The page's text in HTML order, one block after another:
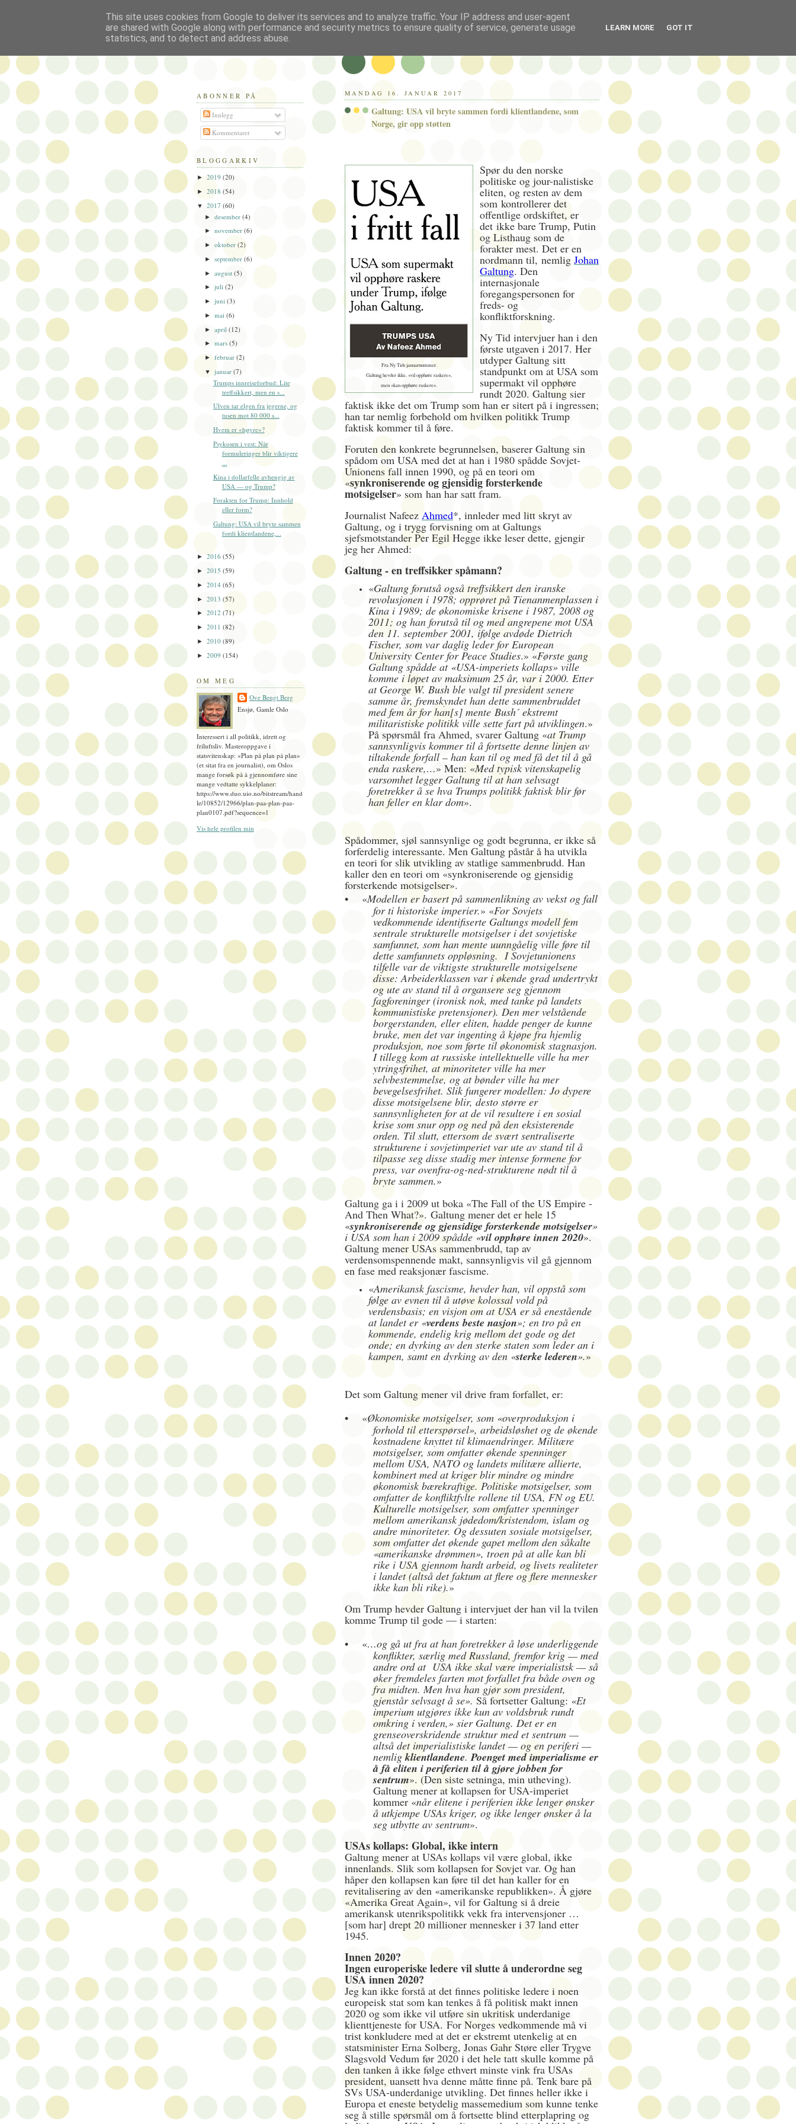
MANDAG 16. JANUAR 2017
Galtung: USA vil bryte sammen fordi klientlandene, som
Norge, gir opp støtten
Fra Ny Tids januarnummer.
Galtung hevder ikke, «vil opphøre raskere»,
men «kan opphøre raskere».
Spør du den norske
politiske og jour-nalistiske
eliten, og resten av dem
som kontrollerer det
offentlige ordskiftet, er
det ikke bare Trump, Putin
og Listhaug som de
forakter mest. Det er en
nordmann til, nemligJohan
Galtung. Den
internasjonale
foregangspersonen for
freds- og
konfliktforskning.
Ny Tid intervjuer han i den
første utgaven i 2017. Her
utdyper Galtung sitt
standpunkt om at USA som
supermakt vil opphøre
rundt 2020. Galtung sier
faktisk ikke det om Trump som han er sitert på i ingressen;
han tar nemlig forbehold om hvilken politikk Trump
faktisk kommer til å føre.
Foruten den konkrete begrunnelsen, baserer Galtung sin
spådom om USA med det at han i 1980 spådde Sovjet-
Unionens fall innen 1990, og på en teori om
«synkroniserende og gjensidig forsterkende
motsigelser» som han har satt fram.
Journalist Nafeez Ahmed*, innleder med litt skryt av
Galtung, og i trygg forvisning om at Galtungs
sjefsmotstander Per Egil Hegge ikke leser dette, gjengir
jeg her Ahmed:
Galtung - en treffsikker spåmann?
«Galtung forutså også treffsikkert den iranske
revolusjonen i 1978; opprøret på Tienanmenplassen i
Kina i 1989; de økonomiske krisene i 1987, 2008 og
2011; og han forutså til og med angrepene mot USA
den 11. september 2001, ifølge avdøde Dietrich
Fischer, som var daglig leder for European
University Center for Peace Studies.» «Første gang
Galtung spådde at «USA-imperiets kollaps» ville
komme i løpet av maksimum 25 år, var i 2000. Etter
at George W. Bush ble valgt til president senere
samme år, fremskyndet han dette sammenbruddet
med fem år for han[s] mente Bush´ ekstremt
militaristiske politikk ville sette fart på utviklingen.»
På spørsmål fra Ahmed, svarer Galtung «at Trump
sannsynligvis kommer til å fortsette denne linjen av
tiltakende forfall – han kan til og med få det til å gå
enda raskere,…» Men: «Med typisk vitenskapelig
varsomhet legger Galtung til at han selvsagt
foretrekker å se hva Trumps politikk faktisk blir før
han feller en klar dom».
Spådommer, sjøl sannsynlige og godt begrunna, er ikke så
forferdelig interessante. Men Galtung påstår å ha utvikla
en teori for slik utvikling av statlige sammenbrudd. Han
kaller den en teori om «synkroniserende og gjensidig
forsterkende motsigelser».
•
«Modellen er basert på sammenlikning av vekst og fall
for ti historiske imperier.» «For Sovjets
vedkommende identifiserte Galtungs modell fem
sentrale strukturelle motsigelser i det sovjetiske
samfunnet, som han mente uunngåelig ville føre til
dette samfunnets oppløsning. I Sovjetunionens
tilfelle var de viktigste strukturelle motsigelsene
disse: Arbeiderklassen var i økende grad undertrykt
og ute av stand til å organsere seg gjennom
fagforeninger (ironisk nok, med tanke på landets
kommunistiske pretensjoner). Den mer velstående
borgerstanden, eller eliten, hadde penger de kunne
bruke, men det var ingenting å kjøpe fra hjemlig
produksjon, noe som førte til økonomisk stagnasjon.
I tillegg kom at russiske intellektuelle ville ha mer
ytringsfrihet, at minoriteter ville ha mer
selvbestemmelse, og at bønder ville ha mer
bevegelsesfrihet. Slik fungerer modellen: Jo dypere
disse motsigelsene blir, desto større er
sannsynligheten for at de vil resultere i en sosial
krise som snur opp og ned på den eksisterende
orden. Til slutt, ettersom de svært sentraliserte
strukturene i sovjetimperiet var ute av stand til å
tilpasse seg disse stadig mer intense formene for
press, var ovenfra-og-ned-strukturene nødt til å
bryte sammen.»
Galtung ga i i 2009 ut boka «The Fall of the US Empire -
And Then What?». Galtung mener det er hele 15
«synkroniserende og gjensidige forsterkende motsigelser»
i USA som han i 2009 spådde «vil opphøre innen 2020».
Galtung mener USAs sammenbrudd, tap av
verdensomspennende makt, sannsynligvis vil gå gjennom
en fase med reaksjonær fascisme.
«Amerikansk fascisme, hevder han, vil oppstå som
følge av evnen til å utøve kolossal vold på
verdensbasis; en visjon om at USA er så enestående
at landet er «verdens beste nasjon»; en tro på en
kommende, endelig krig mellom det gode og det
onde; en dyrking av den sterke staten som leder an i
kampen, samt en dyrking av den «sterke lederen».»
Det som Galtung mener vil drive fram forfallet, er:
•
«Økonomiske motsigelser, som «overproduksjon i
forhold til etterspørsel», arbeidsløshet og de økende
kostnadene knyttet til klimaendringer. Militære
motsigelser, som omfatter økende spenninger
mellom USA, NATO og landets militære allierte,
kombinert med at kriger blir mindre og mindre
økonomisk bærekraftige. Politiske motsigelser, som
omfatter de konfliktfylte rollene til USA, FN og EU.
Kulturelle motsigelser, som omfatter spenninger
mellom amerikansk jødedom/kristendom, islam og
andre minoriteter. Og dessuten sosiale motsigelser,
som omfatter det økende gapet mellom den såkalte
«amerikanske drømmen», troen på at alle kan bli
rike i USA gjennom hardt arbeid, og livets realiteter
i landet (altså det faktum at flere og flere mennesker
ikke kan bli rike).»
Om Trump hevder Galtung i intervjuet der han vil la tvilen
komme Trump til gode — i starten:
•
«…og gå ut fra at han foretrekker å løse underliggende
konflikter, særlig med Russland, fremfor krig — med
andre ord at USA ikke skal være imperialistsk — så
øker fremdeles farten mot forfallet fra både oven og
fra midten. Men hva han gjør som president,
gjenstår selvsagt å se». Så fortsetter Galtung: «Et
imperium utgjøres ikke kun av voldsbruk rundt
omkring i verden,» sier Galtung. Det er en
grenseoverskridende struktur med et sentrum —
altså det imperialistiske landet — og en periferi —
nemligklientlandene.Poenget med imperialisme er
å få eliten i periferien til å gjøre jobben for
sentrum». (Den siste setninga, min utheving).
Galtung mener at kollapsen for USA-imperiet
kommer «når elitene i periferien ikke lenger ønsker
å utkjempe USAs kriger, og ikke lenger ønsker å la
seg utbytte av sentrum».
USAs kollaps: Global, ikke intern
Galtung mener at USAs kollaps vil være global, ikke
innenlands. Slik som kollapsen for Sovjet var. Og han
håper den kollapsen kan føre til det han kaller for en
revitalisering av den «amerikanske republikken». Å gjøre
«Amerika Great Again», vil for Galtung si å dreie
amerikansk utenrikspolitikk vekk fra intervensjoner …
[som har] drept 20 millioner mennesker i 37 land etter
1945.
Innen 2020?
Ingen europeriske ledere vil slutte å underordne seg
USA innen 2020?
Jeg kan ikke forstå at det finnes politiske ledere i noen
europeisk stat som kan tenkes å få politisk makt innen
2020 og som ikke vil utføre sin ukritisk underdanige
klienttjeneste for USA. For Norges vedkommende må vi
trist konkludere med at det er ekstremt utenkelig at en
statsminister Erna Solberg, Jonas Gahr Støre eller Trygve
Slagsvold Vedum før 2020 i det hele tatt skulle komme på
den tanken å ikke følge ethvert minste vink fra USAs
president, uansett hva denne måtte finne på. Tenk bare på
SVs USA-underdanige utvikling. Det finnes heller ikke i
Europa et eneste betydelig massemedium som kunne tenke
seg å stille spørsmål om å fortsette blind etterplapring og
Politikus
ABONNER PÅ
Innlegg
Kommentarer
BLOGGARKIV
► 2019 (20)
► 2018 (54)
▼ 2017 (60)
►desember(4)
►november(6)
►oktober(2)
►september(6)
►august(5)
►juli(2)
►juni(3)
►mai(6)
►april(12)
►mars(5)
►februar(2)
▼januar(7)
Trumps innreiseforbud: Lite
treffsikkert, men en s...
Ulven tar elgen fra jegerne, og
tusen mot 80 000 s...
Hvem er «høyre»?
Psykosen i vest: Når
formuleringer blir viktigere
Kina i dollarfelle avhengig av
USA — og Trump?
Forakten for Trump: Innhold
eller form?
Galtung: USA vil bryte sammen
fordi klientlandene,...
► 2016 (55)
► 2015 (59)
► 2014 (65)
► 2013 (57)
► 2012 (71)
► 2011 (82)
► 2010 (89)
► 2009 (154)
OM MEG
Ove Bengt Berg
Ensjø, Gamle Oslo
Interessert i all politikk, idrett og
friluftsliv. Masteroppgave i
statsvitenskap: «Plan på plan på plan»
(et sitat fra en journalist), om Oslos
mange forsøk på å gjennomføre sine
mange vedtatte sykkelplaner:
https://www.duo.uio.no/bitstream/hand
le/10852/12966/plan-paa-plan-paa-
plan0107.pdf?sequence=1
Vis hele profilen min
This site uses cookies from Google to deliver its services and to analyze traffic. Your IP address and user-agent
are shared with Google along with performance and security metrics to ensure quality of service, generate usage
statistics, and to detect and address abuse.
LEARN MORE GOT IT